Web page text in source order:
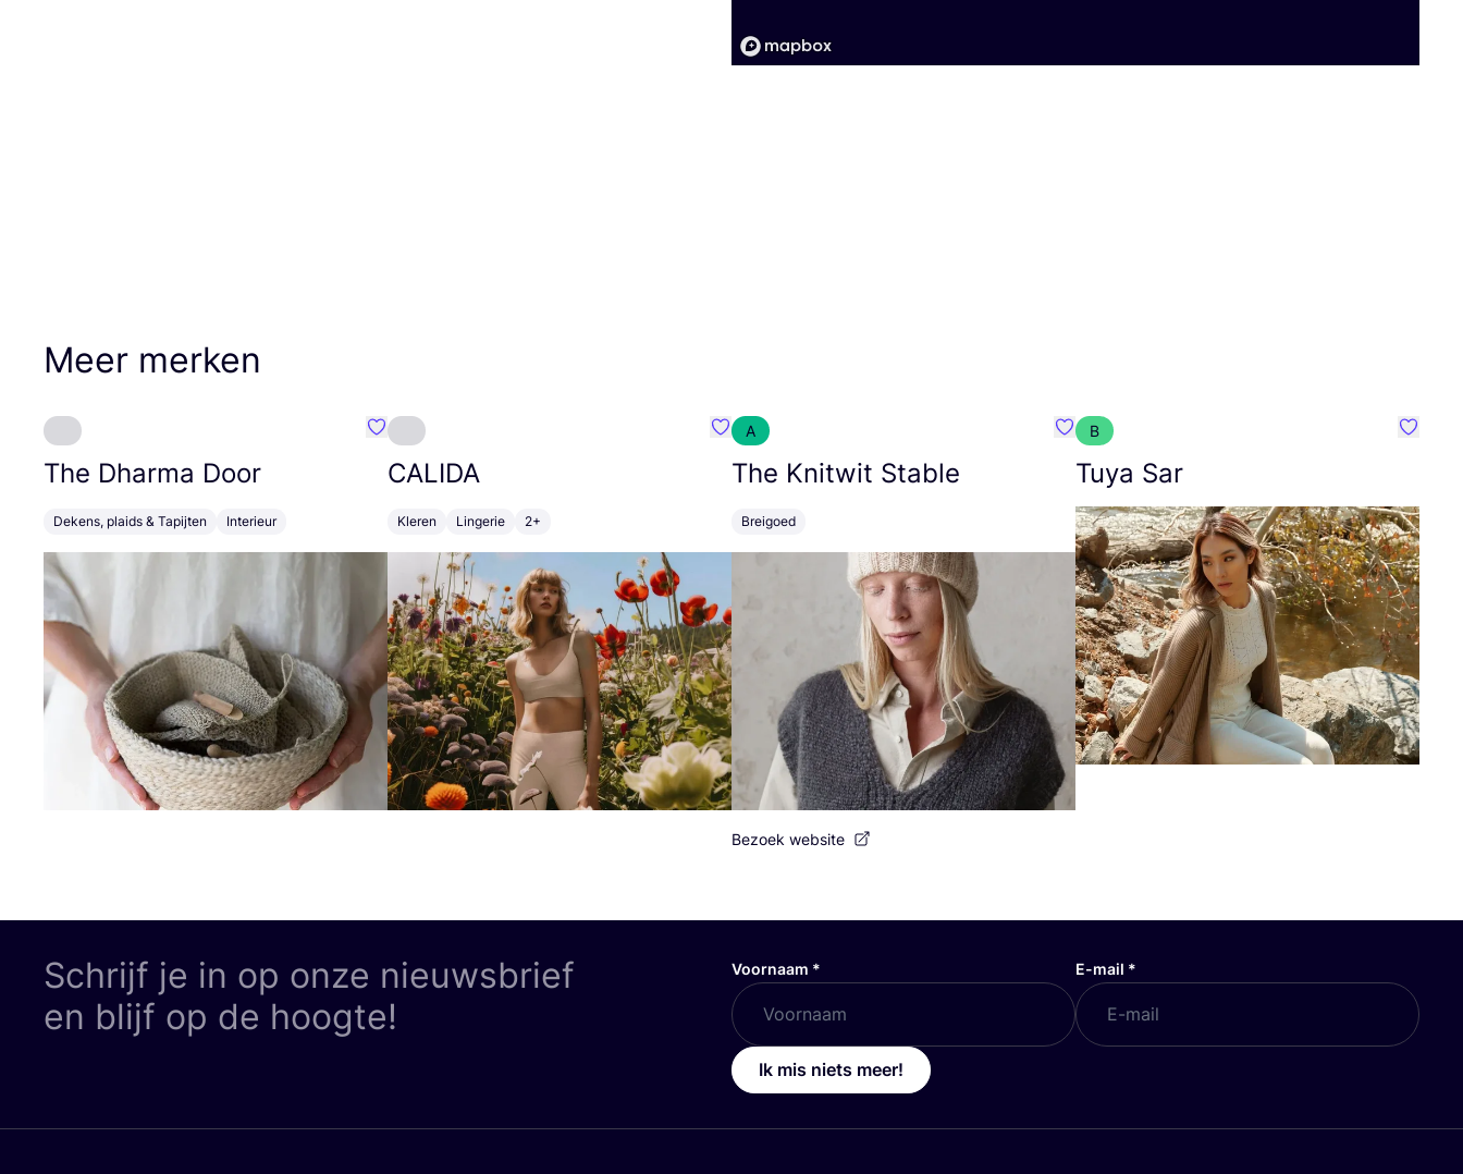
Meer merken
The Dharma Door
Dekens, plaids & Tapijten Interieur
Favoriete {naam}
CALIDA
Kleren Lingerie 2+
Favoriete {naam}
A
The Knitwit Stable
Breigoed
Favoriete {naam}
Bezoek website
B
Tuya Sar
Schrijf je in op onze nieuwsbrief
en blijf op de hoogte!
Voornaam * E-mail *
Ik mis niets meer!